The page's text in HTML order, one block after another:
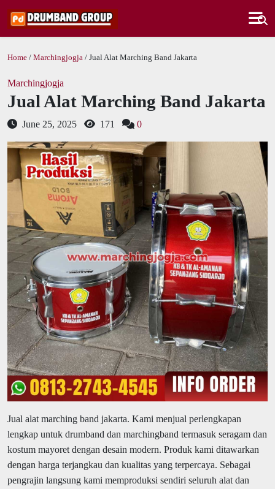
Home / Marchingjogja / Jual Alat Marching Band Jakarta
Marchingjogja
Jual Alat Marching Band Jakarta
June 25, 2025 171 0
Jual alat marching band jakarta. Kami menjual perlengkapan
lengkap untuk drumband dan marchingband termasuk seragam dan
kostum mayoret dengan desain modern. Produk kami ditawarkan
dengan harga terjangkau dan kualitas yang terpercaya. Sebagai
pengrajin langsung kami memproduksi sendiri seluruh alat dan